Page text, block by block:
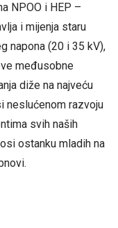
NPOO i HEP –
i mijenja staru
napona (20 i 35 kV),
međusobne
diže na najveću
neslućenom razvoju
svih naših
ostanku mladih na